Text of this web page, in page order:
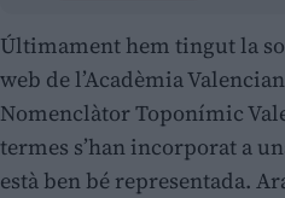
Últimament hem tingut la
web de l’Acadèmia
Nomenclàtor Toponímic
termes s’han incorporat a
està ben bé representada.